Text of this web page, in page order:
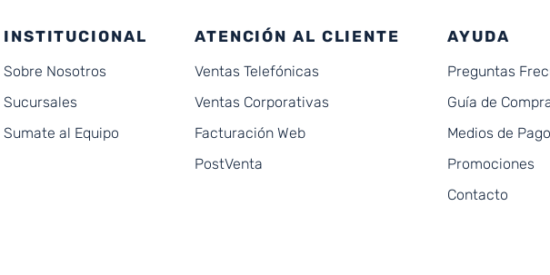
INSTITUCIONAL
Sobre Nosotros
Sucursales
Sumate al Equipo
ATENCIÓN AL CLIENTE
Ventas Telefónicas
Ventas Corporativas
Facturación Web
PostVenta
AYUDA
Preguntas
Guía de
Medios de Pago
Promociones
Contacto